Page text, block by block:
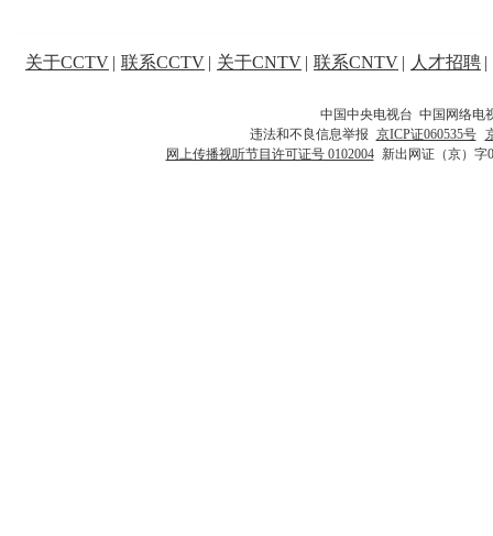
关于CCTV | 联系CCTV | 关于CNTV | 联系CNTV | 人才招聘 |
中国中央电视台 中国网络电
违法和不良信息举报 京ICP证060535号
网上传播视听节目许可证号 0102004 新出网证（京）